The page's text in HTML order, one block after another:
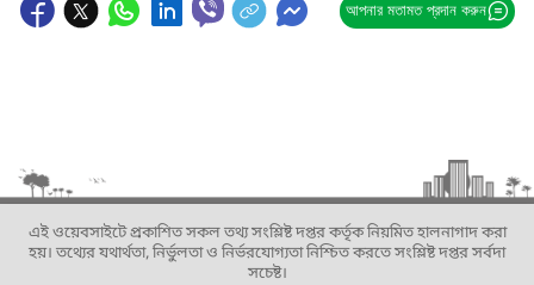
আপনার মতামত প্রদান করুন
এই ওয়েবসাইটে প্রকাশিত সকল তথ্য সংশ্লিষ্ট দপ্তর কর্তৃক নিয়মিত হালনাগাদ করা
হয়। তথ্যের যথার্থতা, নির্ভুলতা ও নির্ভরযোগ্যতা নিশ্চিত করতে সংশ্লিষ্ট দপ্তর সর্বদা
সচেষ্ট।